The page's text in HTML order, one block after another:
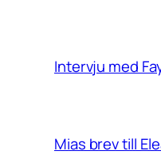
Intervju med
Mias brev till